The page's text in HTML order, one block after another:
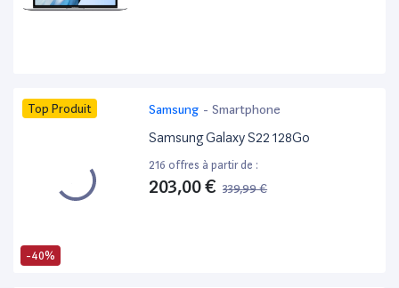
-40%
Top Produit Samsung - Smartphone
Samsung Galaxy S22 128Go
216 offres à partir de :
203,00 € 339,99 €